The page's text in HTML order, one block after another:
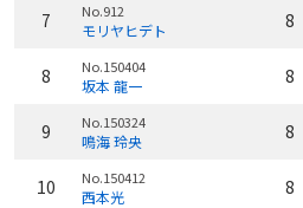
7 No.912
モリヤヒデト 8
8 No.150404
坂本 龍一 8
9 No.150324
鳴海 玲央 8
10 No.150412
西本光 8